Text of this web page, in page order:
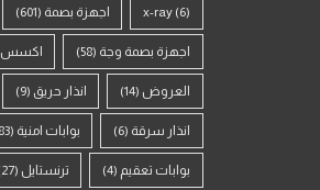
x-ray (6) اجهزة بصمة (601)
اجهزة بصمة وجة (58) اكسس
العروض (14) انذار حريق (9)
انذار سرقة (6) بوابات امنية (83)
بوابات تعقيم (4) ترنستايل (27)